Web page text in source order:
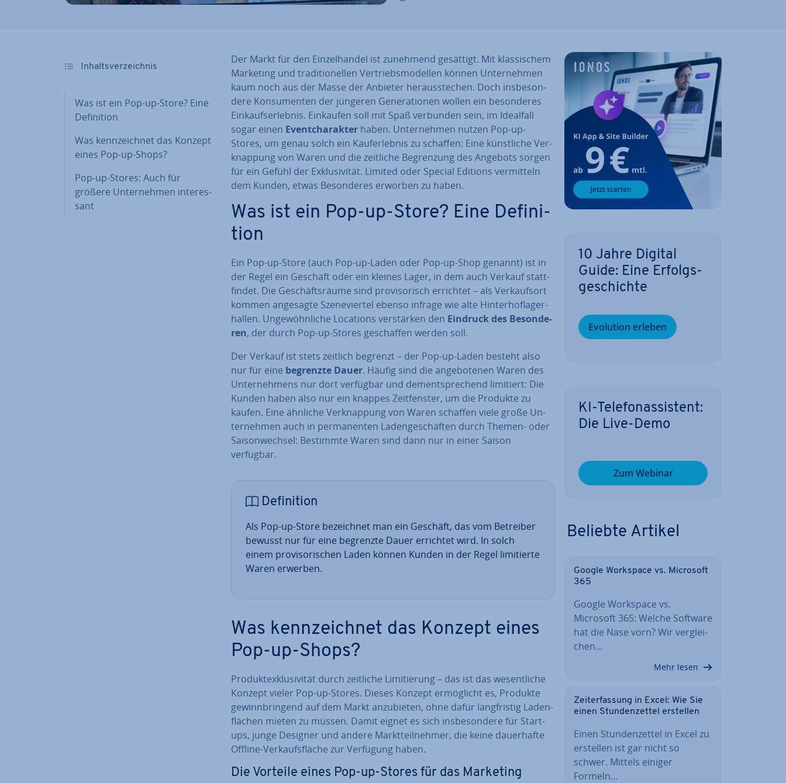
In­halts­ver­zeich­nis
Was ist ein Pop-up-Store? Eine
De­fi­ni­ti­on
Was kenn­zeich­net das Konzept
eines Pop-up-Shops?
Pop-up-Stores: Auch für
größere Un­ter­neh­men in­ter­es­
sant
Der Markt für den Ein­zel­han­del ist zunehmend gesättigt. Mit klas­si­schem
Marketing und tra­di­tio­nel­len Ver­triebs­mo­del­len können Un­ter­neh­men
kaum noch aus der Masse der Anbieter her­aus­ste­chen. Doch ins­be­son­
de­re Kon­su­men­ten der jüngeren Ge­ne­ra­tio­nen wollen ein be­son­de­res
Ein­kaufs­er­leb­nis. Einkaufen soll mit Spaß verbunden sein, im Idealfall
sogar einen Event­cha­rak­ter haben. Un­ter­neh­men nutzen Pop-up-
Stores, um genau solch ein Kauf­erleb­nis zu schaffen: Eine künst­li­che Ver­
knap­pung von Waren und die zeitliche Be­gren­zung des Angebots sorgen
für ein Gefühl der Ex­klu­si­vi­tät. Limited oder Special Editions ver­mit­teln
dem Kunden, etwas Be­son­de­res erworben zu haben.
Was ist ein Pop-up-Store? Eine De­fi­ni­
ti­on
Ein Pop-up-Store (auch Pop-up-Laden oder Pop-up-Shop genannt) ist in
der Regel ein Geschäft oder ein kleines Lager, in dem auch Verkauf statt­
fin­det. Die Ge­schäfts­räu­me sind pro­vi­so­risch errichtet – als Ver­kaufs­ort
kommen angesagte Sze­ne­vier­tel ebenso infrage wie alte Hin­ter­hof­la­ger­
hal­len. Un­ge­wöhn­li­che Locations ver­stär­ken den Eindruck des Be­son­de­
ren, der durch Pop-up-Stores ge­schaf­fen werden soll.
Der Verkauf ist stets zeitlich begrenzt – der Pop-up-Laden besteht also
nur für eine begrenzte Dauer. Häufig sind die an­ge­bo­te­nen Waren des
Un­ter­neh­mens nur dort verfügbar und dem­entspre­chend limitiert: Die
Kunden haben also nur ein knappes Zeit­fens­ter, um die Produkte zu
kaufen. Eine ähnliche Ver­knap­pung von Waren schaffen viele große Un­
ter­neh­men auch in per­ma­nen­ten La­den­ge­schäf­ten durch Themen- oder
Sai­son­wech­sel: Bestimmte Waren sind dann nur in einer Saison
verfügbar.
De­fi­ni­ti­on
Als Pop-up-Store be­zeich­net man ein Geschäft, das vom Betreiber
bewusst nur für eine begrenzte Dauer errichtet wird. In solch
einem pro­vi­so­ri­schen Laden können Kunden in der Regel li­mi­tier­te
Waren erwerben.
Was kenn­zeich­net das Konzept eines
Pop-up-Shops?
Pro­dukt­ex­klu­si­vi­tät durch zeitliche Li­mi­tie­rung – das ist das we­sent­li­che
Konzept vieler Pop-up-Stores. Dieses Konzept er­mög­licht es, Produkte
ge­winn­brin­gend auf dem Markt an­zu­bie­ten, ohne dafür lang­fris­tig La­den­
flä­chen mieten zu müssen. Damit eignet es sich ins­be­son­de­re für Start-
ups, junge Designer und andere Markt­teil­neh­mer, die keine dau­er­haf­te
Offline-Ver­kaufs­flä­che zur Verfügung haben.
Die Vorteile eines Pop-up-Stores für das Marketing
10 Jahre Digital
Guide: Eine Er­folgs­
ge­schich­te
Evolution erleben
KI-Te­le­fon­as­sis­tent:
Die Live-Demo
Zum Webinar
Beliebte Artikel
Google Workspace vs. Microsoft
365
Google Workspace vs.
Microsoft 365: Welche Software
hat die Nase vorn? Wir ver­glei­
chen…
Mehr lesen
Zeit­er­fas­sung in Excel: Wie Sie
einen Stun­den­zet­tel erstellen
Einen Stun­den­zet­tel in Excel zu
erstellen ist gar nicht so
schwer. Mittels einiger
Formeln…